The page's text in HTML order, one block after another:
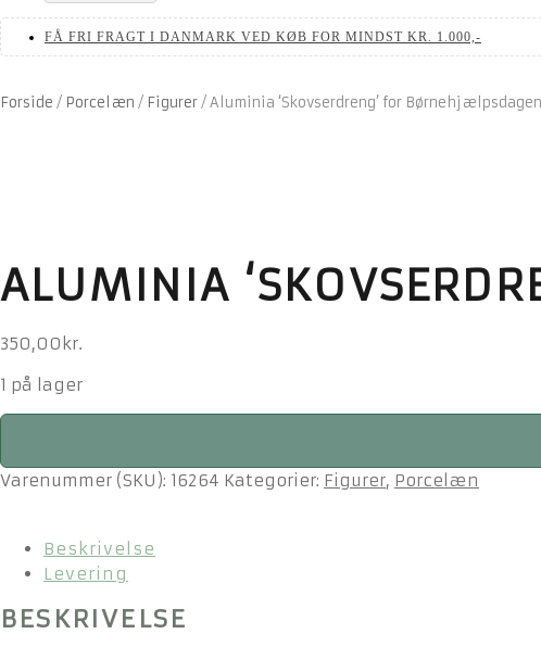
FÅ FRI FRAGT I DANMARK VED KØB FOR MINDST KR. 1.000,-
Forside / Porcelæn / Figurer/Aluminia ‘Skovserdreng’ for Børnehjælpsdagen
ALUMINIA
350,00 kr.
1 på lager
Aluminia
for
Varenummer (SKU): 16264 Kategorier: Figurer, Porcelæn
Beskrivelse
Levering
BESKRIVELSE